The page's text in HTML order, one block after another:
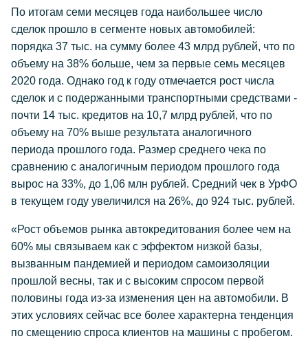
По итогам семи месяцев года наибольшее число
сделок прошло в сегменте новых автомобилей:
порядка 37 тыс. на сумму более 43 млрд рублей, что по
объему на 38% больше, чем за первые семь месяцев
2020 года. Однако год к году отмечается рост числа
сделок и с подержанными транспортными средствами -
почти 14 тыс. кредитов на 10,7 млрд рублей, что по
объему на 70% выше результата аналогичного
периода прошлого года. Размер среднего чека по
сравнению с аналогичным периодом прошлого года
вырос на 33%, до 1,06 млн рублей. Средний чек в УрФО
в текущем году увеличился на 26%, до 924 тыс. рублей.
«Рост объемов рынка автокредитования более чем на
60% мы связываем как с эффектом низкой базы,
вызванным пандемией и периодом самоизоляции
прошлой весны, так и с высоким спросом первой
половины года из-за изменения цен на автомобили. В
этих условиях сейчас все более характерна тенденция
по смещению спроса клиентов на машины с пробегом.